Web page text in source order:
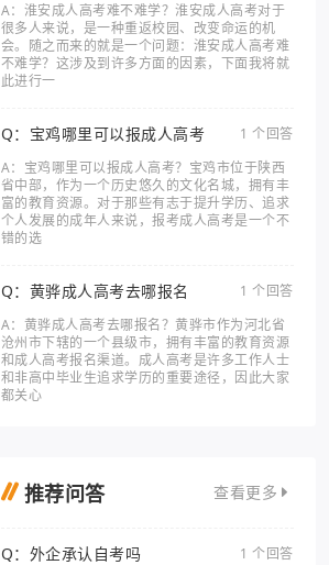
A：淮安成人高考难不难学？淮安成人高考对于
很多人来说，是一种重返校园、改变命运的机
会。随之而来的就是一个问题：淮安成人高考难
不难学？这涉及到许多方面的因素，下面我将就
此进行一
Q：宝鸡哪里可以报成人高考
1 个回答
A：宝鸡哪里可以报成人高考？宝鸡市位于陕西
省中部，作为一个历史悠久的文化名城，拥有丰
富的教育资源。对于那些有志于提升学历、追求
个人发展的成年人来说，报考成人高考是一个不
错的选
Q：黄骅成人高考去哪报名
1 个回答
A：黄骅成人高考去哪报名？黄骅市作为河北省
沧州市下辖的一个县级市，拥有丰富的教育资源
和成人高考报名渠道。成人高考是许多工作人士
和非高中毕业生追求学历的重要途径，因此大家
都关心
推荐问答 查看更多
Q：外企承认自考吗
1 个回答